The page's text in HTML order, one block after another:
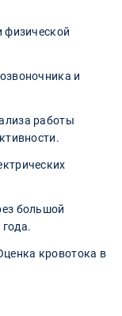
физической
и
работы
большой
кровотока в